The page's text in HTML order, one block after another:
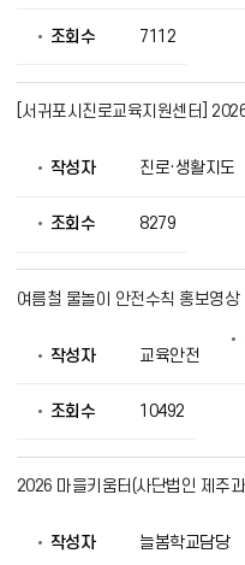
조회수 7112
[서귀포시진로교육지원센터]
작성자 진로·생활지도
조회수 8279
여름철 물놀이 안전수칙 홍보영상
작성자 교육안전
조회수 10492
2026 마을키움터(사단법인 제주
작성자 늘봄학교담당